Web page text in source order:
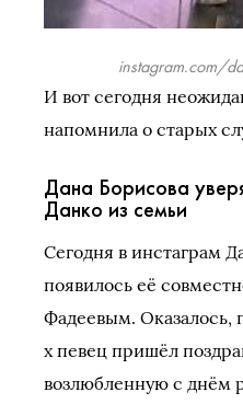
instagram.com/
И вот сегодня
напомнила о старых
Дана Борисова
Данко из семьи
Сегодня в инстаграм
появилось её
Фадеевым. Оказалось,
х певец пришёл
возлюбленную с днём